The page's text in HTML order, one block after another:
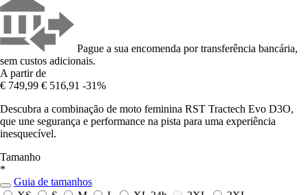
Pague a sua encomenda por transferência bancária,
sem custos adicionais.
A partir de
€ 749,99 € 516,91 -31%
Descubra a combinação de moto feminina RST Tractech Evo D3O,
que une segurança e performance na pista para uma experiência
inesquecível.
Tamanho
*
Guia de tamanhos